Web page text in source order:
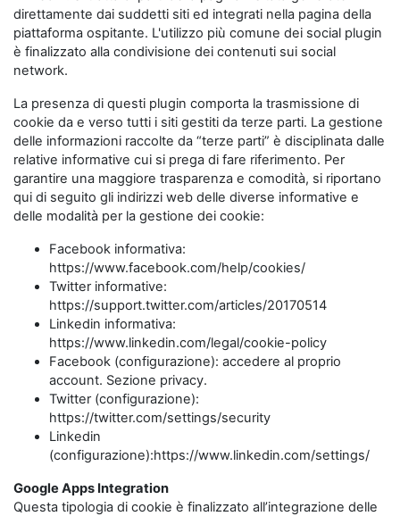
direttamente dai suddetti siti ed integrati nella pagina della
piattaforma ospitante. L'utilizzo più comune dei social plugin
è finalizzato alla condivisione dei contenuti sui social
network.
La presenza di questi plugin comporta la trasmissione di
cookie da e verso tutti i siti gestiti da terze parti. La gestione
delle informazioni raccolte da “terze parti” è disciplinata dalle
relative informative cui si prega di fare riferimento. Per
garantire una maggiore trasparenza e comodità, si riportano
qui di seguito gli indirizzi web delle diverse informative e
delle modalità per la gestione dei cookie:
Facebook informativa:
https://www.facebook.com/help/cookies/
Twitter informative:
https://support.twitter.com/articles/20170514
Linkedin informativa:
https://www.linkedin.com/legal/cookie-policy
Facebook (configurazione): accedere al proprio
account. Sezione privacy.
Twitter (configurazione):
https://twitter.com/settings/security
Linkedin
(configurazione):https://www.linkedin.com/settings/
Google Apps Integration
Questa tipologia di cookie è finalizzato all’integrazione delle